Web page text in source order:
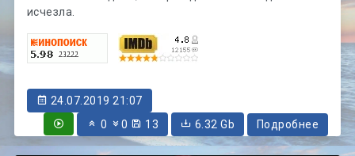
исчезла.
24.07.2019 21:07
0
0 13 6.32 Gb Подробнее